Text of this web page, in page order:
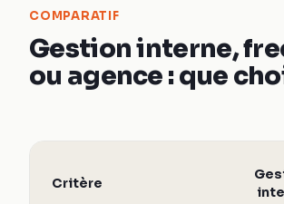
COMPARATIF
Gestion interne,
ou agence : que
Critère